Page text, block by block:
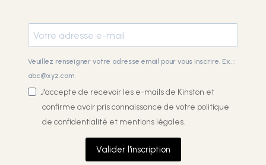
Veuillez renseigner votre adresse email pour vous inscrire. Ex. :
abc@xyz.com
J'accepte de recevoir les e-mails de Kinston et
confirme avoir pris connaissance de votre politique
de confidentialité et mentions légales.
Valider l'inscription